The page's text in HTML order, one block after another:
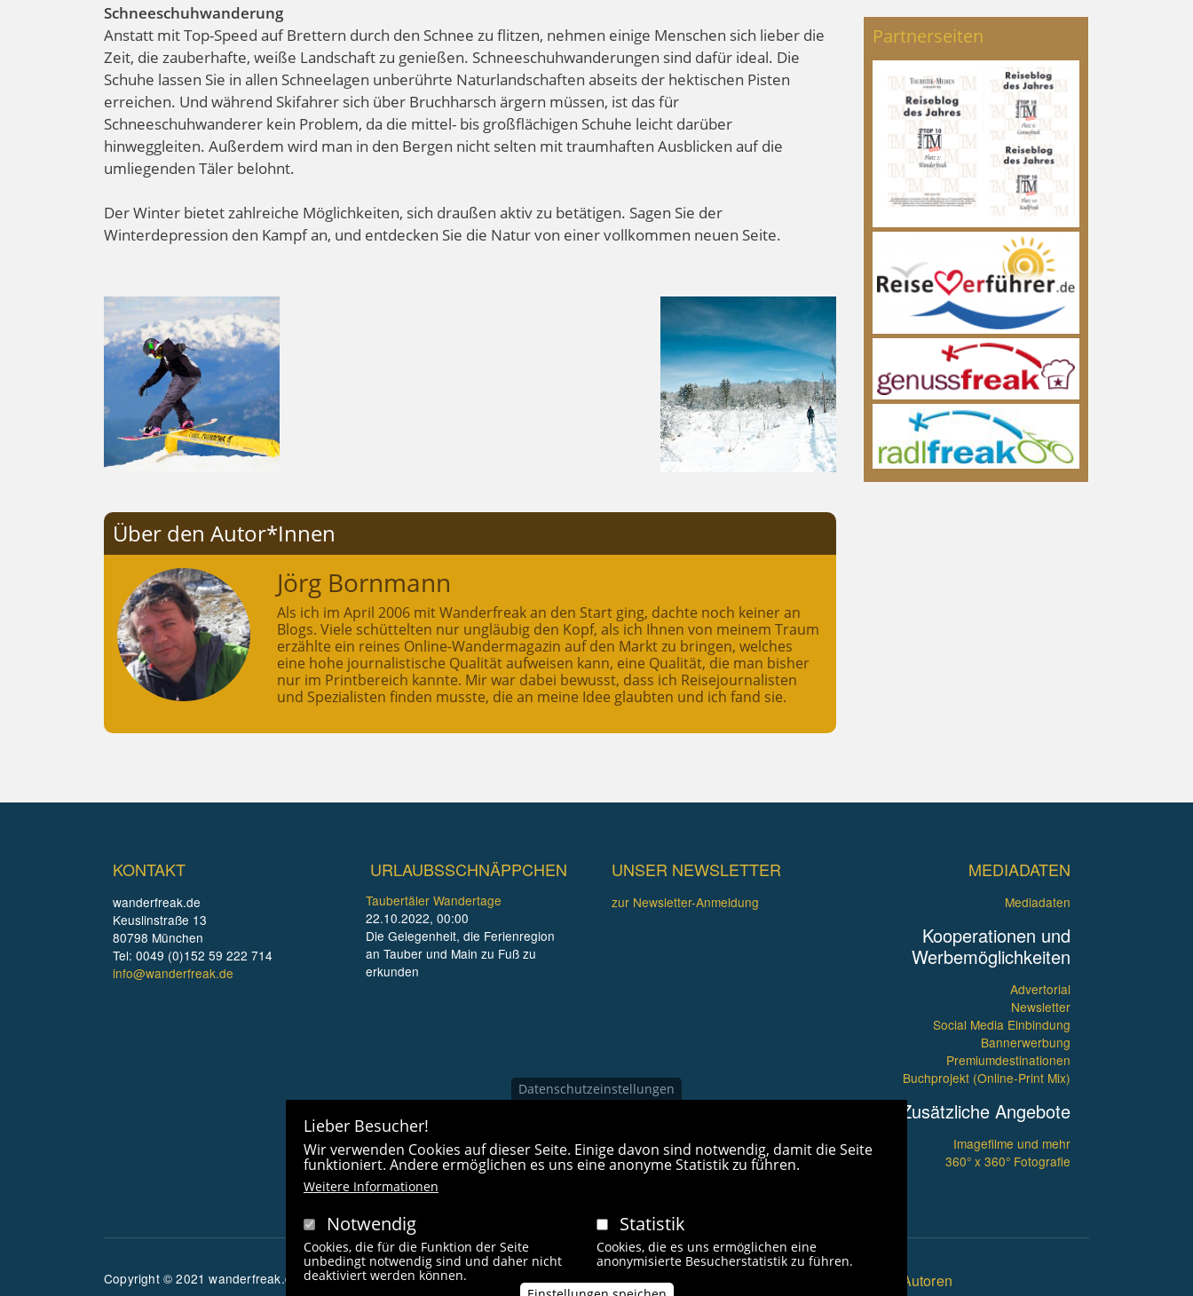
Schneeschuhwanderung
Anstatt mit Top-Speed auf Brettern durch den Schnee zu flitzen, nehmen einige Menschen sich lieber die
Zeit, die zauberhafte, weiße Landschaft zu genießen. Schneeschuhwanderungen sind dafür ideal. Die
Schuhe lassen Sie in allen Schneelagen unberührte Naturlandschaften abseits der hektischen Pisten
erreichen. Und während Skifahrer sich über Bruchharsch ärgern müssen, ist das für
Schneeschuhwanderer kein Problem, da die mittel- bis großflächigen Schuhe leicht darüber
hinweggleiten. Außerdem wird man in den Bergen nicht selten mit traumhaften Ausblicken auf die
umliegenden Täler belohnt.
Der Winter bietet zahlreiche Möglichkeiten, sich draußen aktiv zu betätigen. Sagen Sie der
Winterdepression den Kampf an, und entdecken Sie die Natur von einer vollkommen neuen Seite.
Über den Autor*Innen
Jörg Bornmann
Als ich im April 2006 mit Wanderfreak an den Start ging, dachte noch keiner an
Blogs. Viele schüttelten nur ungläubig den Kopf, als ich Ihnen von meinem Traum
erzählte ein reines Online-Wandermagazin auf den Markt zu bringen, welches
eine hohe journalistische Qualität aufweisen kann, eine Qualität, die man bisher
nur im Printbereich kannte. Mir war dabei bewusst, dass ich Reisejournalisten
und Spezialisten finden musste, die an meine Idee glaubten und ich fand sie.
Partnerseiten
KONTAKT
wanderfreak.de
Keuslinstraße 13
80798 München
Tel: 0049 (0)152 59 222 714
info@wanderfreak.de
URLAUBSSCHNÄPPCHEN
Taubertäler Wandertage
22.10.2022, 00:00
Die Gelegenheit, die Ferienregion
an Tauber und Main zu Fuß zu
erkunden
UNSER NEWSLETTER
zur Newsletter-Anmeldung
MEDIADATEN
Mediadaten
Kooperationen und
Werbemöglichkeiten
Advertorial
Newsletter
Social Media Einbindung
Bannerwerbung
Premiumdestinationen
Buchprojekt (Online-Print Mix)
Zusätzliche Angebote
Imagefilme und mehr
360° x 360° Fotografie
Copyright © 2021 wanderfreak.de. Alle Rechte vorbehalten. Fußzeilenmenü
Kontakt Unsere Autoren
Datenschutzeinstellungen
Lieber Besucher!
Wir verwenden Cookies auf dieser Seite. Einige davon sind notwendig, damit die Seite
funktioniert. Andere ermöglichen es uns eine anonyme Statistik zu führen.
Weitere Informationen
Notwendig
Cookies, die für die Funktion der Seite
unbedingt notwendig sind und daher nicht
deaktiviert werden können.
Statistik
Cookies, die es uns ermöglichen eine
anonymisierte Besucherstatistik zu führen.